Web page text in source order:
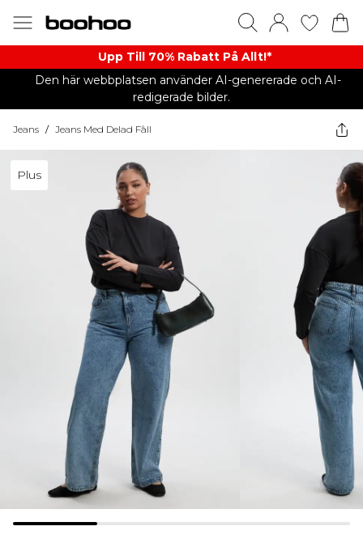
Upp Till 70% Rabatt På Allt!*
Den här webbplatsen använder AI-genererade och AI-
redigerade bilder.
Jeans / Jeans Med Delad Fåll
Plus